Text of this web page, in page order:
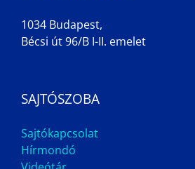
1034 Budapest,
Bécsi út 96/B I-II. emelet
SAJTÓSZOBA
Sajtókapcsolat
Hírmondó